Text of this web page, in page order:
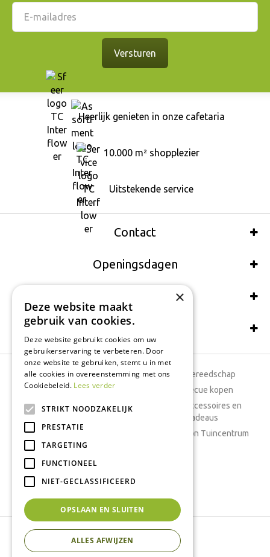
Heerlijk genieten in onze cafetaria
10.000 m² shopplezier
Uitstekende service
Contact
Openingsdagen
Wij accepteren ook:
Schrijf een recensie
Tuincentrum
Dierenwinkel
Tuinplanten
Tuingereedschap
Barbecue kopen
Woonaccessoires en
cadeaus
Cadeaubon Tuincentrum
Kamerplanten
Moestuin
Boeketten
Tuincentrum Interflower
×
Deze website maakt
gebruik van cookies.
Deze website gebruikt cookies om uw
gebruikerservaring te verbeteren. Door
onze website te gebruiken, stemt u in met
alle cookies in overeenstemming met ons
Cookiebeleid. Lees verder
STRIKT NOODZAKELIJK
PRESTATIE
TARGETING
FUNCTIONEEL
NIET-GECLASSIFICEERD
OPSLAAN EN SLUITEN
ALLES AFWIJZEN